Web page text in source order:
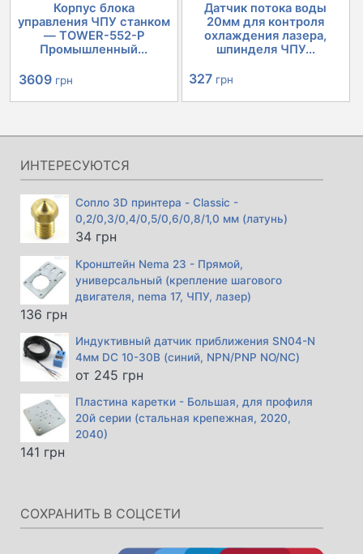
Корпус блока
управления ЧПУ станком
— TOWER-552-P
Промышленный...
Первоначальная
цена
составляла
4030 грн.
3609 грн
цена:
3609 грн.
Датчик потока воды
20мм для контроля
охлаждения лазера,
шпинделя ЧПУ...
327 грн
ИНТЕРЕСУЮТСЯ
Сопло 3D принтера - Classic -
0,2/0,3/0,4/0,5/0,6/0,8/1,0 мм (латунь)
34 грн
Кронштейн Nema 23 - Прямой,
универсальный (крепление шагового
двигателя, nema 17, ЧПУ, лазер)
136 грн
Индуктивный датчик приближения SN04-N
4мм DC 10-30В (синий, NPN/PNP NO/NC)
от 245 грн
Пластина каретки - Большая, для профиля
20й серии (стальная крепежная, 2020,
2040)
141 грн
СОХРАНИТЬ В СОЦСЕТИ